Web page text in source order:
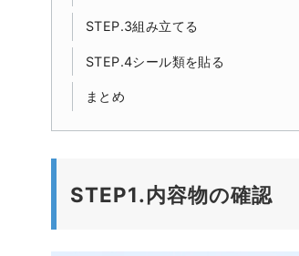
STEP.3組み立てる
STEP.4シール類を貼る
まとめ
STEP1.内容物の確認